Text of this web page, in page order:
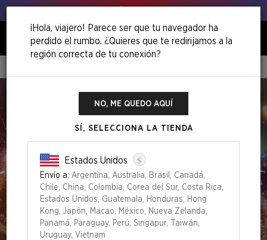
0
¡Hola, viajero! Parece ser que tu navegador ha
perdido el rumbo. ¿Quieres que te redirijamos a la
región correcta de tu conexión?
NO, ME QUEDO AQUÍ
SÍ, SELECCIONA LA TIENDA
Estados Unidos $
Envío a: Argentina, Australia, Brasil, Canadá,
Chile, China, Colombia, Corea del Sur, Costa Rica,
Estados Unidos, Guatemala, Honduras, Hong
Kong, Japón, Macao, México, Nueva Zelanda,
Panamá, Paraguay, Perú, Singapur, Taiwán,
Uruguay, Vietnam